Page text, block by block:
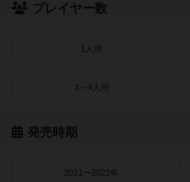
プレイヤー数
1人用
3～4人用
発売時期
2021〜2022年